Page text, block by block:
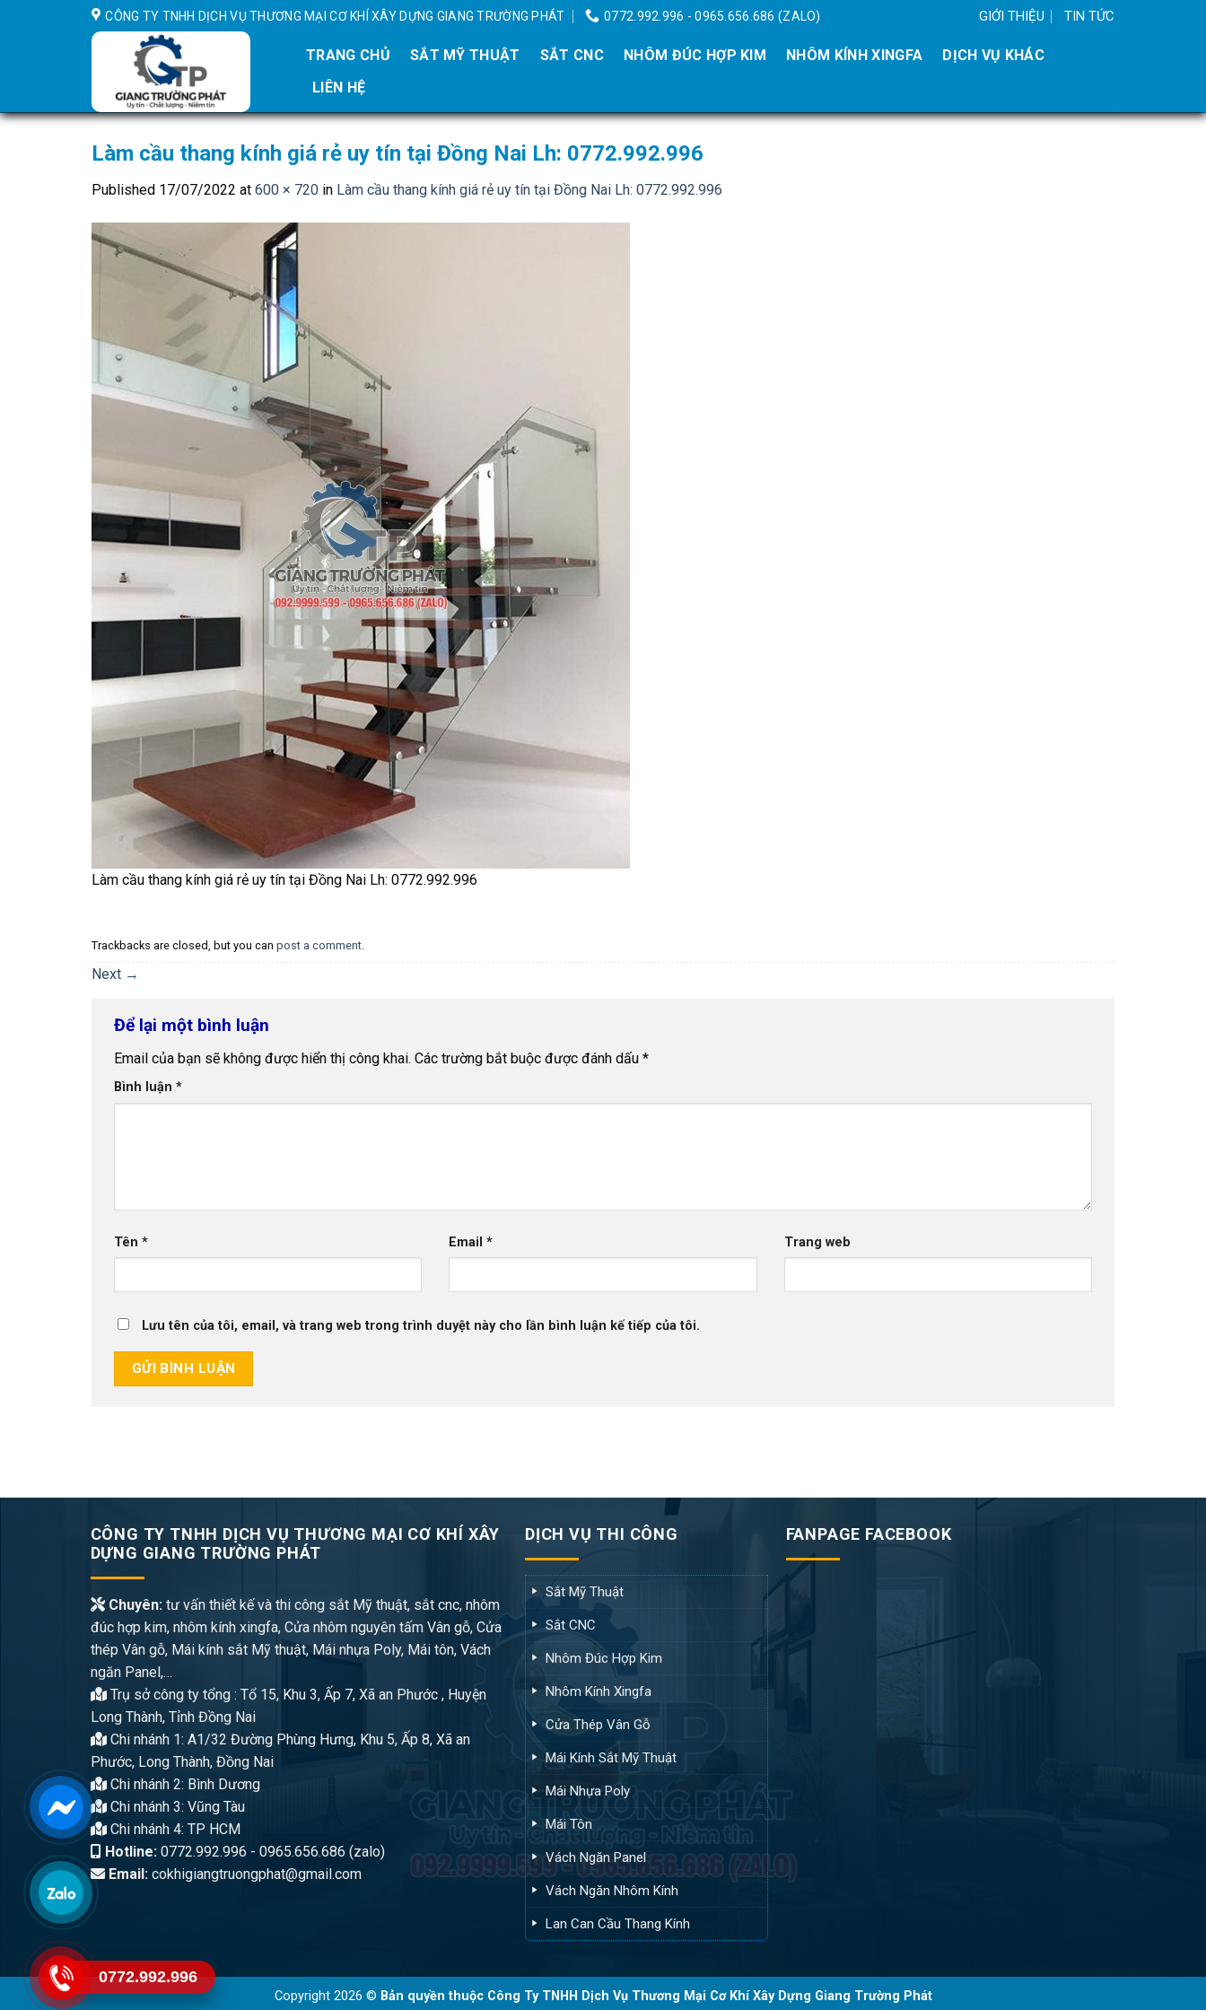
CÔNG TY TNHH DỊCH VỤ THƯƠNG MẠI CƠ KHÍ XÂY DỰNG GIANG TRƯỜNG PHÁT 0772.992.996 - 0965.656.686 (ZALO) GIỚI THIỆU TIN TỨC
TRANG CHỦ SẮT MỸ THUẬT SẮT CNC NHÔM ĐÚC HỢP KIM NHÔM KÍNH XINGFA
DỊCH VỤ KHÁC
LIÊN HỆ
Làm cầu thang kính giá rẻ uy tín tại Đồng Nai Lh: 0772.992.996
Published 17/07/2022 at 600 × 720 in Làm cầu thang kính giá rẻ uy tín tại Đồng Nai Lh: 0772.992.996
Làm cầu thang kính giá rẻ uy tín tại Đồng Nai Lh: 0772.992.996
Trackbacks are closed, but you can post a comment.
Next →
Để lại một bình luận
Email của bạn sẽ không được hiển thị công khai. Các trường bắt buộc được đánh dấu *
Bình luận *
Tên * Email* Trang web
Lưu tên của tôi, email, và trang web trong trình duyệt này cho lần bình luận kế tiếp của tôi.
CÔNG TY TNHH DỊCH VỤ THƯƠNG MẠI CƠ KHÍ XÂY
DỰNG GIANG TRƯỜNG PHÁT
Chuyên:tư vấn thiết kế và thi công sắt Mỹ thuật, sắt cnc, nhôm
đúc hợp kim, nhôm kính xingfa, Cửa nhôm nguyên tấm Vân gỗ, Cửa
thép Vân gỗ, Mái kính sắt Mỹ thuật, Mái nhựa Poly, Mái tôn, Vách
ngăn Panel,…
Trụ sở công ty tổng : Tổ 15, Khu 3, Ấp 7, Xã an Phước , Huyện
Long Thành, Tỉnh Đồng Nai
Chi nhánh 1: A1/32 Đường Phùng Hưng, Khu 5, Ấp 8, Xã an
Phước, Long Thành, Đồng Nai
Chi nhánh 2: Bình Dương
Chi nhánh 3: Vũng Tàu
Chi nhánh 4: TP HCM
Hotline:0772.992.996 - 0965.656.686 (zalo)
Email:cokhigiangtruongphat@gmail.com
DỊCH VỤ THI CÔNG
Sắt Mỹ Thuật
Sắt CNC
Nhôm Đúc Hợp Kim
Nhôm Kính Xingfa
Cửa Thép Vân Gỗ
Mái Kính Sắt Mỹ Thuật
Mái Nhựa Poly
Mái Tôn
Vách Ngăn Panel
Vách Ngăn Nhôm Kính
Lan Can Cầu Thang Kính
FANPAGE FACEBOOK
Copyright 2026 © Bản quyền thuộc Công Ty TNHH Dịch Vụ Thương Mại Cơ Khí Xây Dựng Giang Trường Phát
0772.992.996